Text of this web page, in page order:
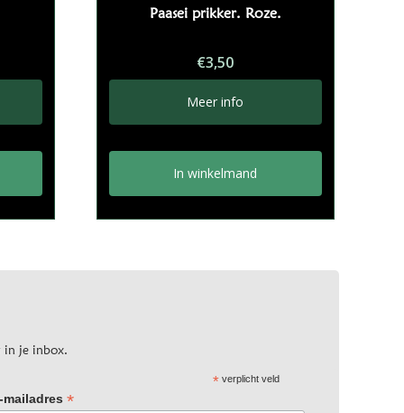
Paasei prikker. Roze.
€3,50
Meer info
In winkelmand
in je inbox.
*verplicht veld
mailadres *